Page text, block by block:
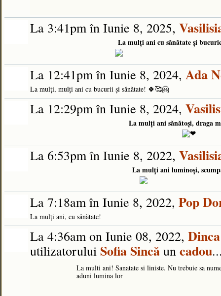
La 3:41pm în Iunie 8, 2025,
La mulți ani cu sănătate și
La 12:41pm în Iunie 8, 2024, Ada
La mulți, mulți ani cu bucurii și sănătate! 🍀🥰🤗
La 12:29pm în Iunie 8, 2024,
La mulți ani sănătoși, draga
La 6:53pm în Iunie 8, 2022,
La mulți ani luminoși,
La 7:18am în Iunie 8, 2022, Pop
La mulți ani, cu sănătate!
La 4:36am on Iunie 08, 2022,
utilizatorului Sofia Sincă un cadou
La multi ani! Sanatate si liniste. Nu trebuie sa
aduni lumina lor